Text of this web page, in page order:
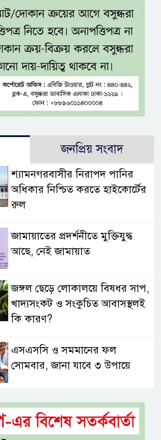
জনপ্রিয় সংবাদ
শ্যামনগরবাসীর নিরাপদ পানির
অধিকার নিশ্চিত করতে হাইকোর্টের
রুল
জামায়াতের প্রদর্শনীতে মুক্তিযুদ্ধ
আছে, নেই জামায়াত
জঙ্গল ছেড়ে লোকালয়ে বিষধর সাপ,
খাদ্যসংকট ও সংকুচিত আবাসস্থলই
কি কারণ?
এসএসসি ও সমমানের ফল
সোমবার, জানা যাবে ৩ উপায়ে
একই খাটে মা-ছেলের লাশ, শিশুর
হাত-পা বাঁধা—যশোরে রহস্যজনক
মৃত্যু